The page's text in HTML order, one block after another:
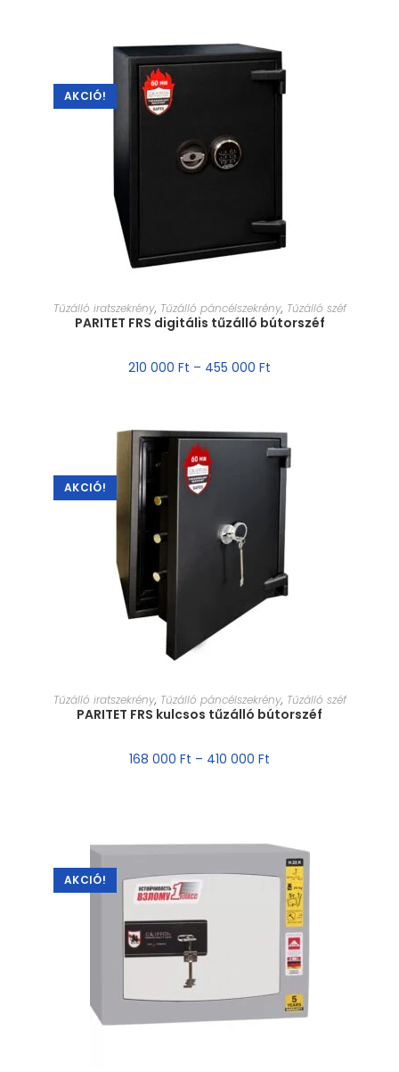
AKCIÓ!
MÉRET VÁLASZTÁSA
Tűzálló iratszekrény, Tűzálló páncélszekrény, Tűzálló széf
PARITET FRS digitális tűzálló bútorszéf
210 000 Ft – 455 000 Ft
AKCIÓ!
MÉRET VÁLASZTÁSA
Tűzálló iratszekrény, Tűzálló páncélszekrény, Tűzálló széf
PARITET FRS kulcsos tűzálló bútorszéf
168 000 Ft – 410 000 Ft
AKCIÓ!